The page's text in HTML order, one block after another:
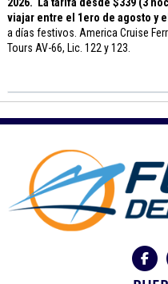
viajar entre el 1ero de agosto y
a días festivos. America Cruise
Tours AV-66, Lic. 122 y 123.